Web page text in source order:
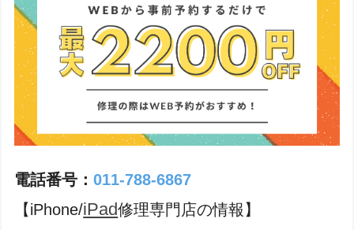
電話番号：011-788-6867
【iPhone/iPad修理専門店の情報】